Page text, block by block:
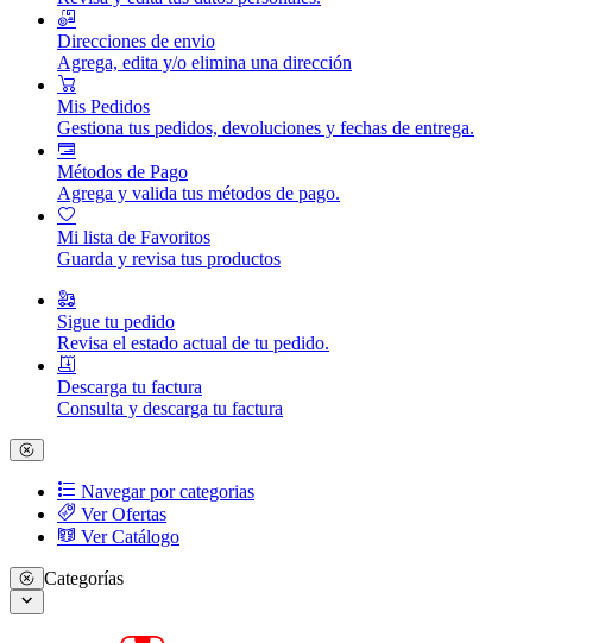
Direcciones de envio
Agrega, edita y/o elimina una dirección
Mis Pedidos
Gestiona tus pedidos, devoluciones y fechas de entrega.
Métodos de Pago
Agrega y valida tus métodos de pago.
Mi lista de Favoritos
Guarda y revisa tus productos
Sigue tu pedido
Revisa el estado actual de tu pedido.
Descarga tu factura
Consulta y descarga tu factura
Navegar por categorias
Ver Ofertas
Ver Catálogo
Categorías